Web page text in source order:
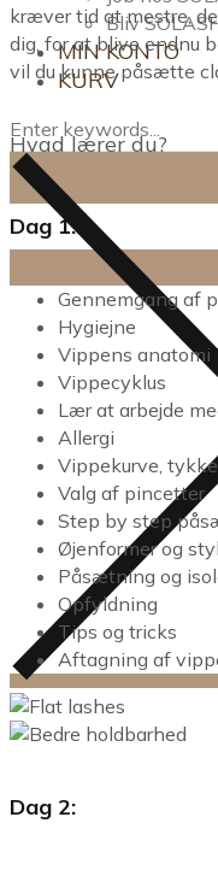
Bliv
MIN KONTO
KURV
kræver tid at mestre,
dig, for at blive endnu
vil du kunne påsætte
Hvad lærer du?
Dag 1:
Gennemgang af
Hygiejne
Vippens anatomi
Vippecyklus
Lær at arbejde
Allergi
Vippekurve,
Valg af pincetter
Step by step
Øjenformer og
Påsætning og
Opfyldning
Tips og tricks
Aftagning af
Dag 2: